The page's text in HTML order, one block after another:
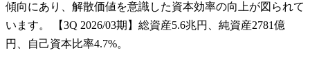
傾向にあり、解散価値を意識した資本効率の向上が図られて
います。 【3Q 2026/03期】総資産5.6兆円、純資産2781億
円、自己資本比率4.7%。